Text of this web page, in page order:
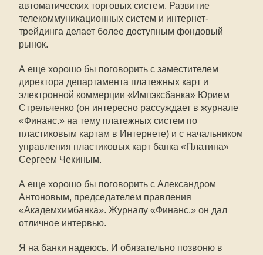
автоматических торговых систем. Развитие
телекоммуникационных систем и интернет-
трейдинга делает более доступным фондовый
рынок.
А еще хорошо бы поговорить с заместителем
директора департамента платежных карт и
электронной коммерции «Импэксбанка» Юрием
Стрельченко (он интересно рассуждает в журнале
«Финанс.» на тему платежных систем по
пластиковым картам в Интернете) и с начальником
управления пластиковых карт банка «Платина»
Сергеем Чекиным.
А еще хорошо бы поговорить с Александром
Антоновым, председателем правления
«Академхимбанка». Журналу «Финанс.» он дал
отличное интервью.
Я на банки надеюсь. И обязательно позвоню в